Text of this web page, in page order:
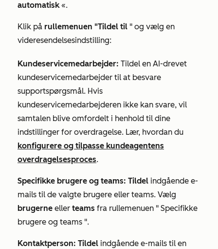
automatisk«.
Klik på rullemenuen "Tildel til " og vælg en
videresendelsesindstilling:
Kundeservicemedarbejder: Tildel en AI-drevet
kundeservicemedarbejder til at besvare
supportspørgsmål. Hvis
kundeservicemedarbejderen ikke kan svare, vil
samtalen blive omfordelt i henhold til dine
indstillinger for overdragelse. Lær, hvordan du
konfigurere og tilpasse kundeagentens
overdragelsesproces.
Specifikke brugere og teams: Tildel indgående e-
mails til de valgte brugere eller teams. Vælg
brugerne eller teams fra rullemenuen " Specifikke
brugere og teams ".
Kontaktperson: Tildel indgående e-mails til en